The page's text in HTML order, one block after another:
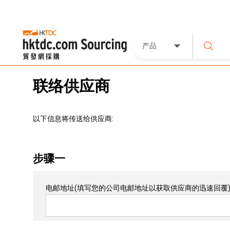
产品
联络供应商
以下信息将传送给供应商:
步骤一
电邮地址(填写您的公司电邮地址以获取供应商的迅速回覆)